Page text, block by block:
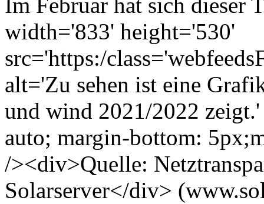
Im Februar hat sich dieser
width='833' height='530'
src='https:/
alt='Zu sehen ist eine
und wind 2021/2022
auto; margin-bottom:
/><div>Quelle:
Solarserver</div>